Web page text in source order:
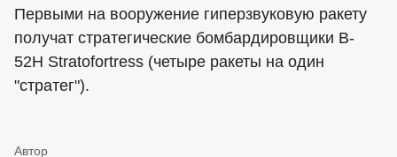
Первыми на вооружение гиперзвуковую ракету
получат стратегические бомбардировщики B-
52H Stratofortress (четыре ракеты на один
"стратег").